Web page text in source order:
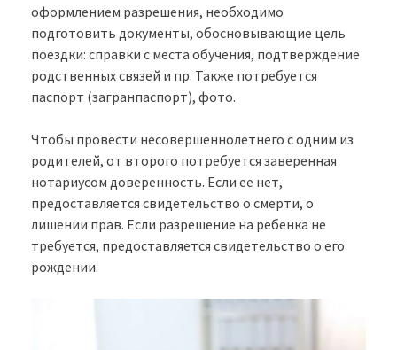
оформлением разрешения, необходимо
подготовить документы, обосновывающие цель
поездки: справки с места обучения, подтверждение
родственных связей и пр. Также потребуется
паспорт (загранпаспорт), фото.
Чтобы провести несовершеннолетнего с одним из
родителей, от второго потребуется заверенная
нотариусом доверенность. Если ее нет,
предоставляется свидетельство о смерти, о
лишении прав. Если разрешение на ребенка не
требуется, предоставляется свидетельство о его
рождении.